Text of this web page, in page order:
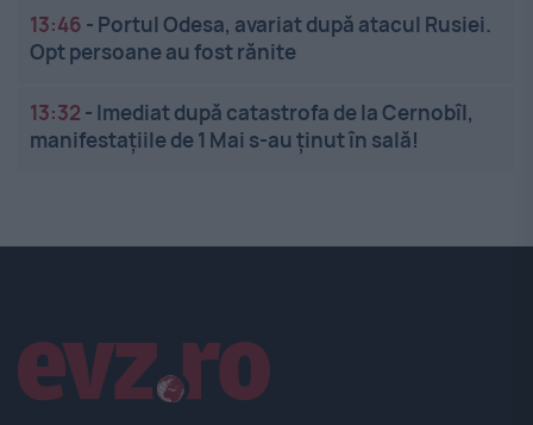
13:46 - Portul Odesa, avariat după atacul Rusiei.
Opt persoane au fost rănite
13:32 - Imediat după catastrofa de la Cernobîl,
manifestațiile de 1 Mai s-au ținut în sală!
Linkuri utile